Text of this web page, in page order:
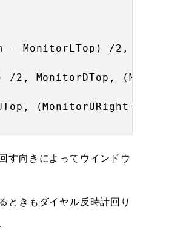
MonitorLTop) /2,
2, MonitorDTop,
(MonitorURight-
す向きによってウインドウ
ときもダイヤル反時計回り